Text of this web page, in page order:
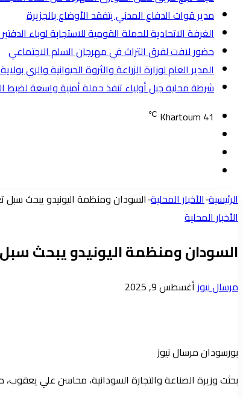
مدير قوات الدفاع المدني يتفقد الأوضاع بالجزيرة
الغرفة الاتحادية للحملة القومية للاستجابة لوباء
حضور لافت لفرق التراث في مهرجان السلم الاجتماعي
المدير العام لوزارة الزراعة والثروة الحيوانية والري
شرطة محلية جبل أولياء تنفذ حملة أمنية واسعة لضبط الوجود
Khartoum 41
℃
جانبيالرئيسية-الأخبار المحلية-السودان ومنظمة اليونيدو يبحث سبل
الأخبار المحلية
السودان ومنظمة اليونيدو يبحث سبل
مرسال نيوزأرسل
أغسطس 9, 2025
بورسودان مرسال نيوز
بحثت وزيرة الصناعة والتجارة السودانية، محاسن علي يعقوب،